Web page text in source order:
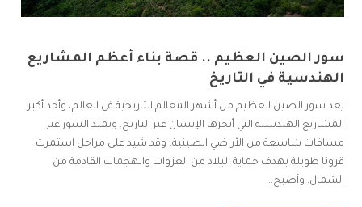
سور الصين العظيم .. قصة بناء أعظم المشاريع
الهندسية في التاريخ
يعد سور الصين العظيم من أشهر المعالم التاريخية في العالم، وأحد أكبر
المشاريع الهندسية التي أنجزها الإنسان عبر التاريخ. ويمتد السور عبر
مسافات شاسعة من الأراضي الصينية، وقد شيد على مراحل استمرت
قرونا طويلة بهدف حماية البلاد من الغزوات والهجمات القادمة من
الشمال. وأصبح...